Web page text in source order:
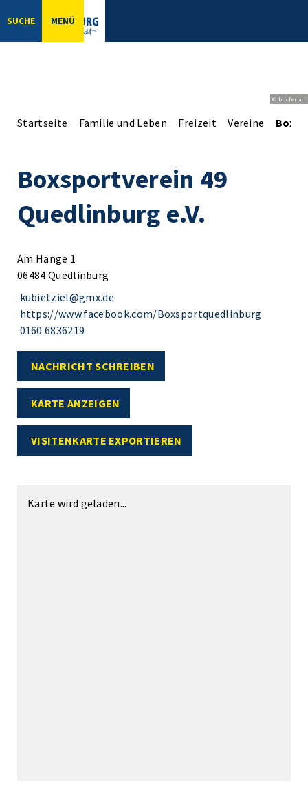
SUCHE MENÜ
© bbsferrari
Startseite Familie und Leben Freizeit Vereine
Boxsportverein 49
Quedlinburg e.V.
Am Hange 1
06484 Quedlinburg
kubietziel@gmx.de
https://www.facebook.com/Boxsportquedlinburg
0160 6836219
NACHRICHT SCHREIBEN
KARTE ANZEIGEN
VISITENKARTE EXPORTIEREN
Karte wird geladen...